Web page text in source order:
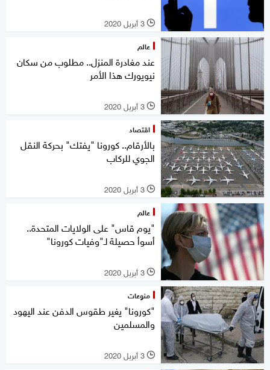
l 3 أبريل 2020
عالم
عند مغادرة المنزل.. مطلوب من سكان
نيويورك هذا الأمر
l 3 أبريل 2020
اقتصاد
بالأرقام.. كورونا "يفتك" بحركة النقل
الجوي للركاب
l 3 أبريل 2020
عالم
"يوم قاس" على الولايات المتحدة..
أسوأ حصيلة لـ"وفيات كورونا"
l 3 أبريل 2020
منوعات
"كورونا" يغير طقوس الدفن عند اليهود
والمسلمين
l 3 أبريل 2020